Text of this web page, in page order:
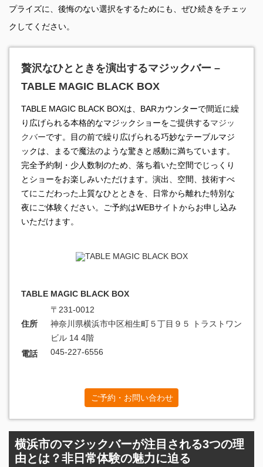
プライズに、後悔のない選択をするためにも、ぜひ続きをチェッ
クしてください。
贅沢なひとときを演出するマジックバー –
TABLE MAGIC BLACK BOX
TABLE MAGIC BLACK BOXは、BARカウンターで間近に繰
り広げられる本格的なマジックショーをご提供するマジッ
クバーです。目の前で繰り広げられる巧妙なテーブルマジ
ックは、まるで魔法のような驚きと感動に満ちています。
完全予約制・少人数制のため、落ち着いた空間でじっくり
とショーをお楽しみいただけます。演出、空間、技術すべ
てにこだわった上質なひとときを、日常から離れた特別な
夜にご体験ください。ご予約はWEBサイトからお申し込み
いただけます。
TABLE MAGIC BLACK BOX
住所
〒231-0012
神奈川県横浜市中区相生町５丁目９５ トラストワン
ビル 14 4階
電話
045-227-6556
ご予約・お問い合わせ
横浜市のマジックバーが注目される3つの理
由とは？非日常体験の魅力に迫る